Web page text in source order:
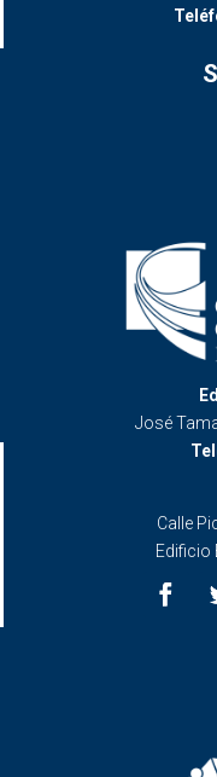
José
Calle
Edificio